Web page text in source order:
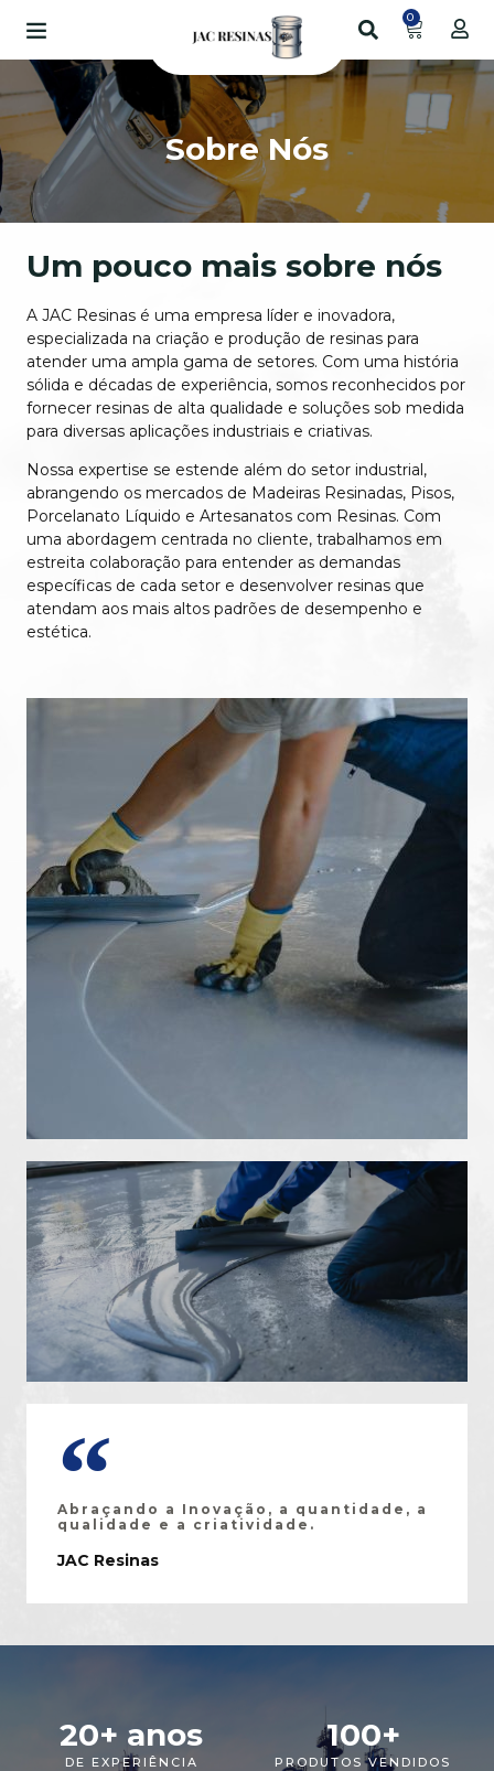
0
Sobre Nós
Um pouco mais sobre nós
A JAC Resinas é uma empresa líder e inovadora,
especializada na criação e produção de resinas para
atender uma ampla gama de setores. Com uma história
sólida e décadas de experiência, somos reconhecidos por
fornecer resinas de alta qualidade e soluções sob medida
para diversas aplicações industriais e criativas.
Nossa expertise se estende além do setor industrial,
abrangendo os mercados de Madeiras Resinadas, Pisos,
Porcelanato Líquido e Artesanatos com Resinas. Com
uma abordagem centrada no cliente, trabalhamos em
estreita colaboração para entender as demandas
específicas de cada setor e desenvolver resinas que
atendam aos mais altos padrões de desempenho e
estética.
Abraçando a Inovação, a quantidade, a
qualidade e a criatividade.
JAC Resinas
DE EXPERIÊNCIA
20+ anos
PRODUTOS VENDIDOS
100+